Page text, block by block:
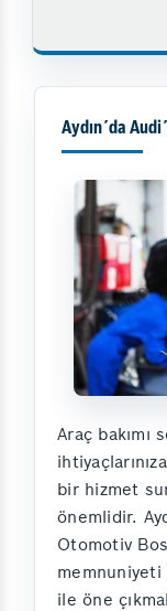
Aydın´da
Araç bakımı
bir hizmet
önemlidir.
Otomotiv
memnuniyeti
ile öne